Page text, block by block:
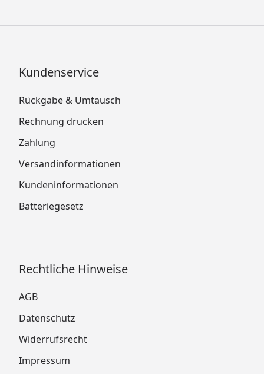
Kundenservice
Rückgabe & Umtausch
Rechnung drucken
Zahlung
Versandinformationen
Kundeninformationen
Batteriegesetz
Rechtliche Hinweise
AGB
Datenschutz
Widerrufsrecht
Impressum